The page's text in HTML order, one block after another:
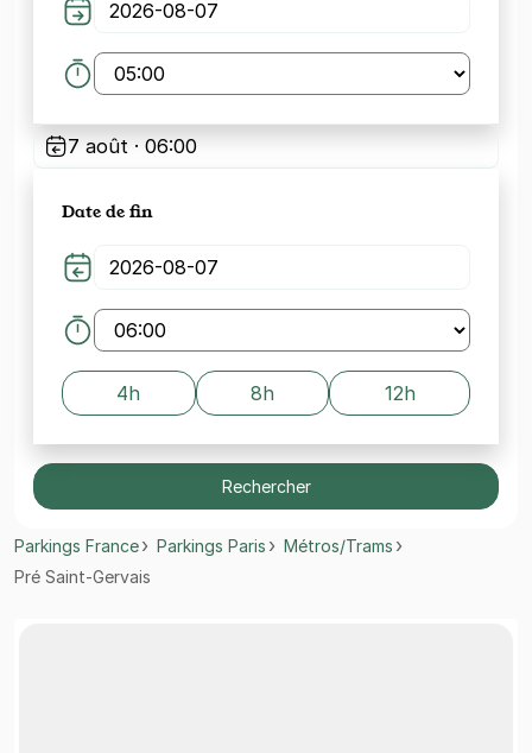
7 août · 06:00
Date de fin
4h 8h 12h
Rechercher
Parkings France Parkings Paris
Métros/Trams
Pré Saint-Gervais